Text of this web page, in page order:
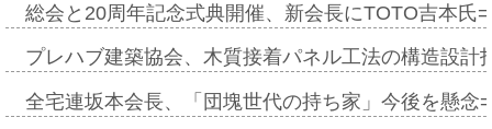
総会と20周年記念式典開催、新会長にTOTO吉本氏
プレハブ建築協会、木質接着パネル工法の構造設
全宅連坂本会長、「団塊世代の持ち家」今後を懸